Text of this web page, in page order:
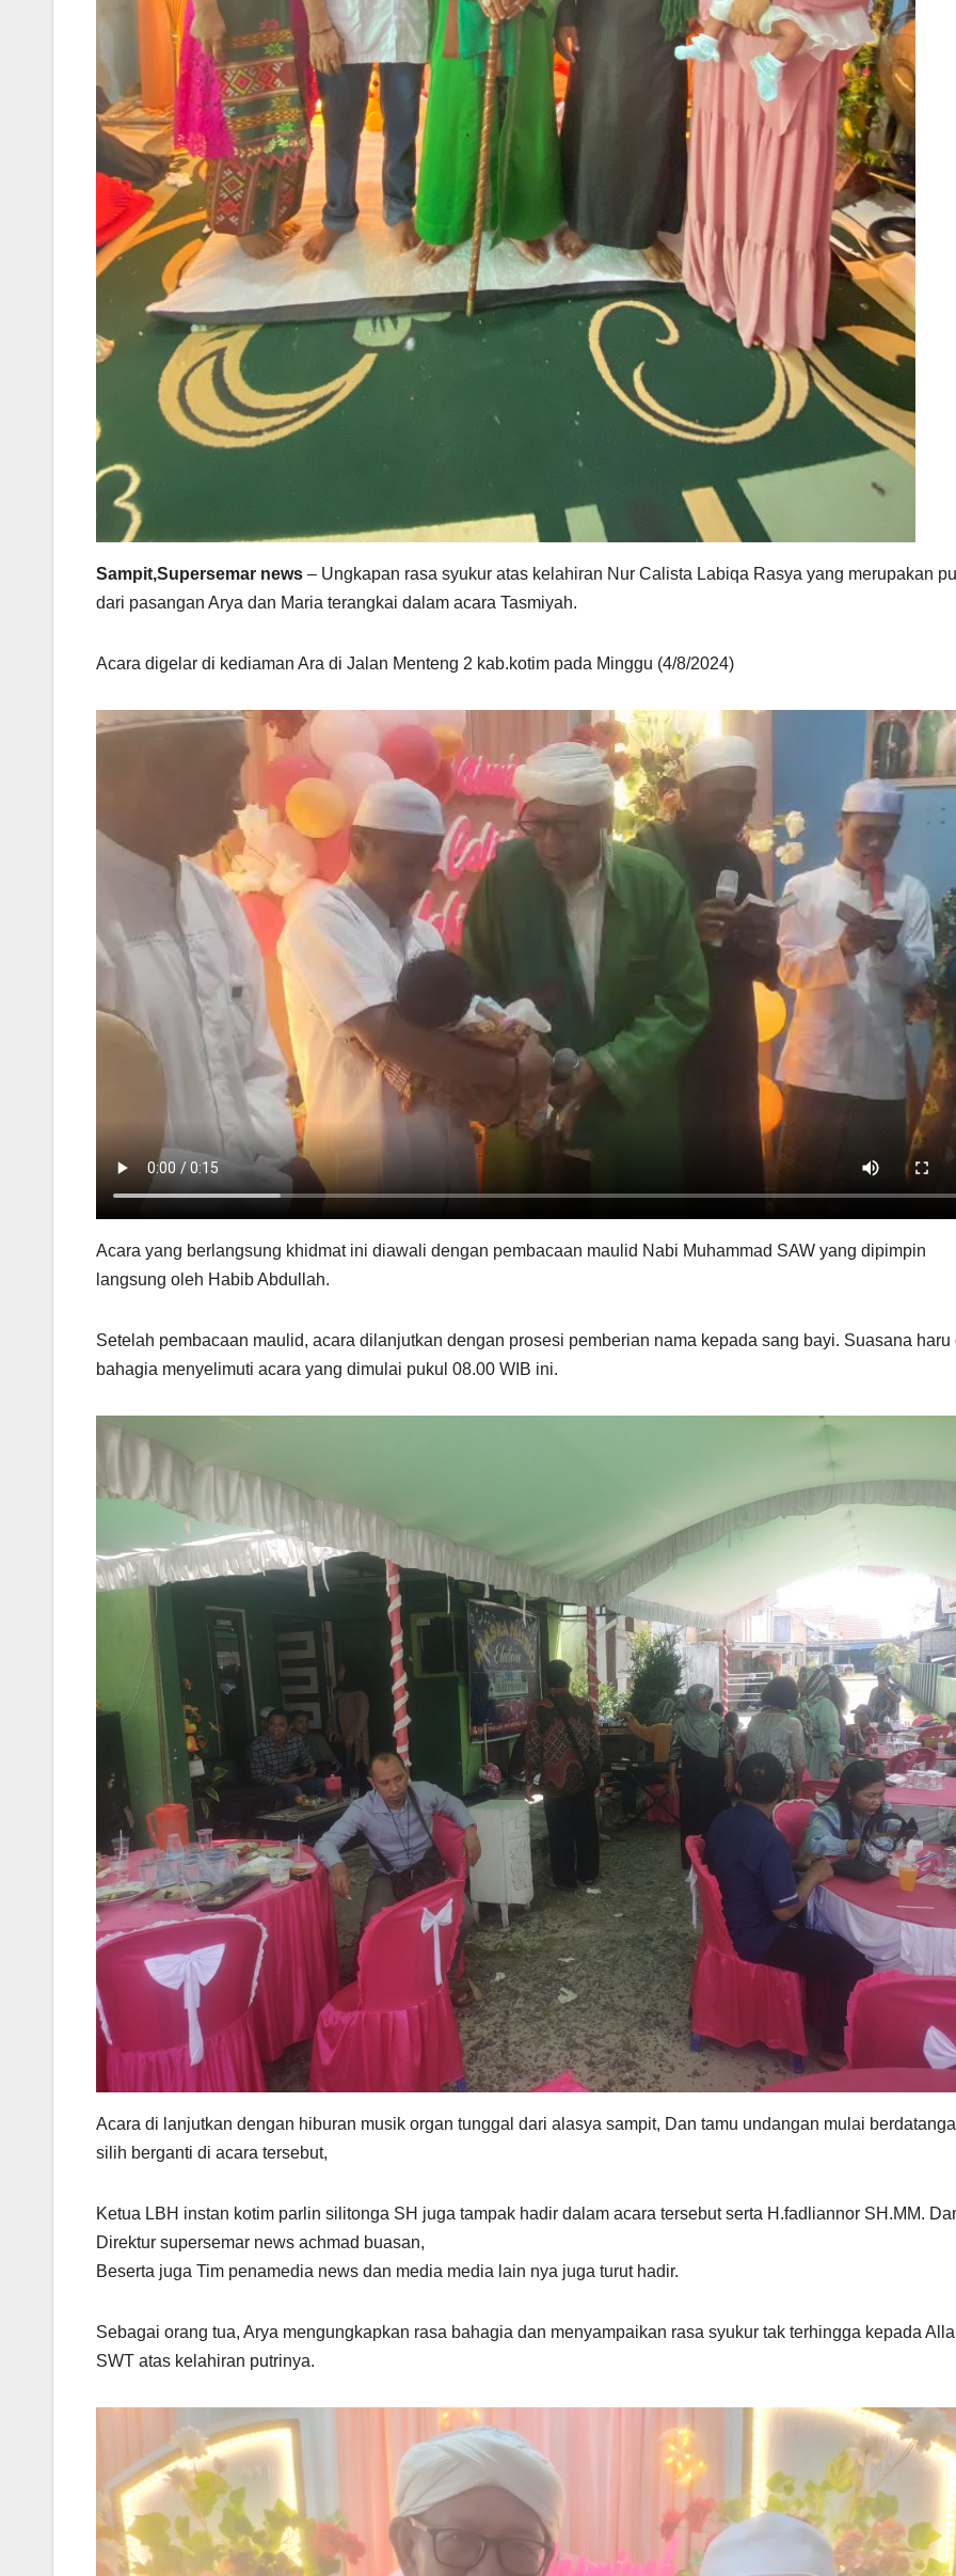
Sampit,Supersemar news – Ungkapan rasa syukur atas kelahiran Nur Calista Labiqa Rasya yang merupakan
dari pasangan Arya dan Maria terangkai dalam acara Tasmiyah.
Acara digelar di kediaman Ara di Jalan Menteng 2 kab.kotim pada Minggu (4/8/2024)
Acara yang berlangsung khidmat ini diawali dengan pembacaan maulid Nabi Muhammad SAW yang dipimpin
langsung oleh Habib Abdullah.
Setelah pembacaan maulid, acara dilanjutkan dengan prosesi pemberian nama kepada sang bayi. Suasana haru
bahagia menyelimuti acara yang dimulai pukul 08.00 WIB ini.
Acara di lanjutkan dengan hiburan musik organ tunggal dari alasya sampit, Dan tamu undangan mulai
silih berganti di acara tersebut,
Ketua LBH instan kotim parlin silitonga SH juga tampak hadir dalam acara tersebut serta H.fadliannor SH.MM.
Direktur supersemar news achmad buasan,
Beserta juga Tim penamedia news dan media media lain nya juga turut hadir.
Sebagai orang tua, Arya mengungkapkan rasa bahagia dan menyampaikan rasa syukur tak terhingga kepada
SWT atas kelahiran putrinya.